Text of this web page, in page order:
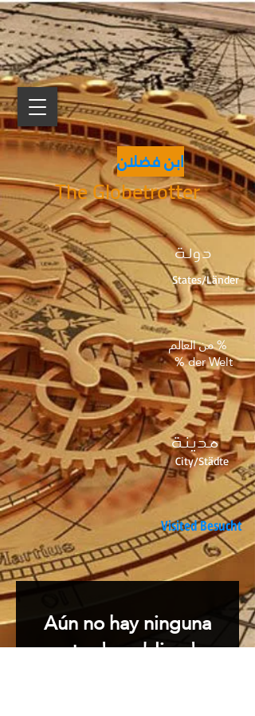
States/Länder
% der Welt
City/Städte
% من العالم
مدينة
دولة
Visited Besucht
The Globetrotter
ابن فضلان
Aún no hay ninguna
entrada publicada